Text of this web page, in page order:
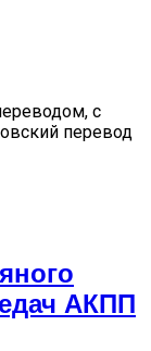
с
перевод
АКПП